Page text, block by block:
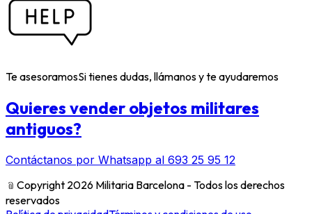
Te asesoramosSi tienes dudas, llámanos y te ayudaremos
Quieres vender objetos militares
antiguos?
Contáctanos por Whatsapp al 693 25 95 12
﹫ Copyright 2026 Militaria Barcelona - Todos los derechos
reservados